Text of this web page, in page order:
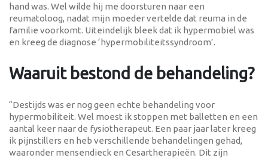
hand was. Wel wilde hij me doorsturen naar een
reumatoloog, nadat mijn moeder vertelde dat reuma in de
familie voorkomt. Uiteindelijk bleek dat ik hypermobiel was
en kreeg de diagnose ‘hypermobiliteitssyndroom’.
Waaruit bestond de behandeling?
“Destijds was er nog geen echte behandeling voor
hypermobiliteit. Wel moest ik stoppen met balletten en een
aantal keer naar de fysiotherapeut. Een paar jaar later kreeg
ik pijnstillers en heb verschillende behandelingen gehad,
waaronder mensendieck en Cesartherapieën. Dit zijn